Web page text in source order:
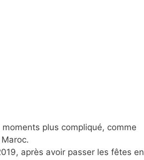
plus compliqué, comme
après avoir passer les fêtes en